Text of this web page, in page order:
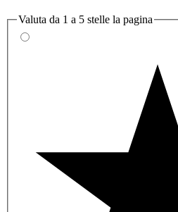
Valuta da 1 a 5 stelle la pagina